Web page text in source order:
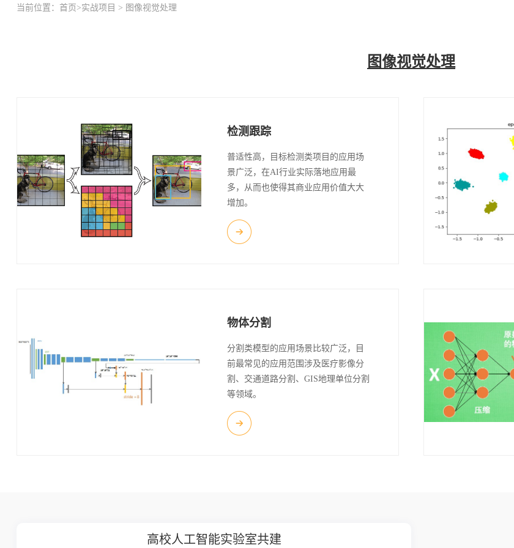
当前位置： 首页 >实战项目 > 图像视觉处理
图像视觉处理
检测跟踪
普适性高，目标检测类项目的应用场
景广泛，在AI行业实际落地应用最
多，从而也使得其商业应用价值大大
增加。
物体分割
分割类模型的应用场景比较广泛，目
前最常见的应用范围涉及医疗影像分
割、交通道路分割、GIS地理单位分割
等领域。